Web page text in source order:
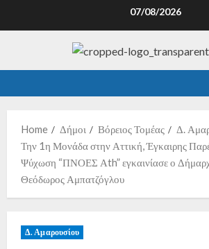
07/08/2026
Home Δήμοι Βόρειος Τομέας
Δ.
Την 1η Μονάδα στην Αττική, Έγκαιρης
Ψύχωση “ΠΝΟΕΣ Αth” εγκαινίασε ο
Θεόδωρος Αμπατζόγλου
Δ. Αμαρουσίου